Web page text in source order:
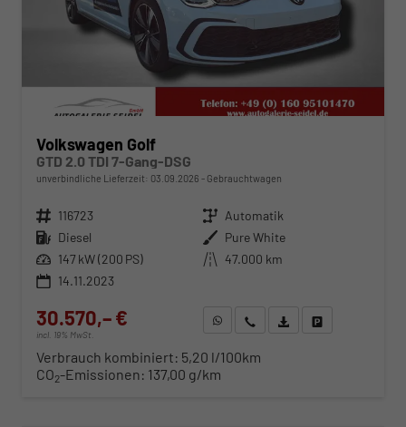
Volkswagen Golf
GTD 2.0 TDI 7-Gang-DSG
unverbindliche Lieferzeit: 03.09.2026 Gebrauchtwagen
Fahrzeugnr. 116723 Getriebe Automatik
Kraftstoff Diesel Außenfarbe Pure White
Leistung 147 kW (200 PS) Kilometerstand 47.000 km
14.11.2023
30.570,– €
incl. 19% MwSt.
WhatsApp anfragen
Wir rufen Sie anFahrzeugexposé (PDF)
Verbrauch kombiniert: 5,20 l/100km
CO2-Emissionen: 137,00 g/km